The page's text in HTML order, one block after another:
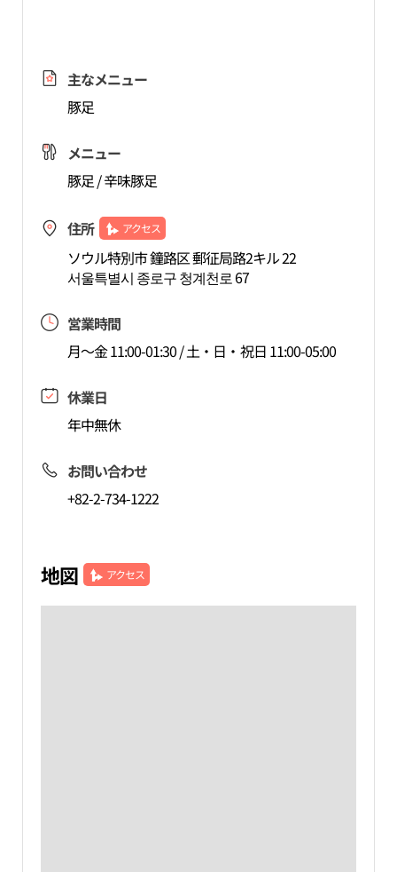
主なメニュー
豚足
メニュー
豚足 / 辛味豚足
住所 アクセス
ソウル特別市 鐘路区 郵征局路2キル 22
서울특별시 종로구 청계천로 67
営業時間
月〜金 11:00-01:30 / 土・日・祝日 11:00-05:00
休業日
年中無休
お問い合わせ
+82-2-734-1222
地図 アクセス